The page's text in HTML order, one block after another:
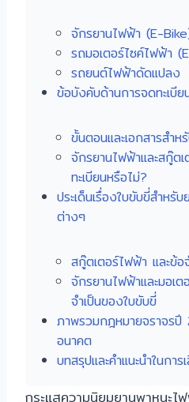
จักรยานไฟฟ้า (E-
รถมอเตอร์ไซค์ไฟฟ้า
รถยนต์ไฟฟ้าดัดแปลง
ข้อบังคับด้านการจดทะเบี
ขั้นตอนและเอกสารสำ
จักรยานไฟฟ้าและสกู๊ต
ทะเบียนหรือไม่?
ประเด็นเรื่องใบขับขี่สำหรั
ต่างๆ
สกู๊ตเตอร์ไฟฟ้า และข้อ
จักรยานไฟฟ้าและมอเ
จำเป็นของใบขับขี่
ภาพรวมกฎหมายจราจรปี
อนาคต
บทสรุปและคำแนะนำในก
กระแสความนิยมยานพาหนะไ